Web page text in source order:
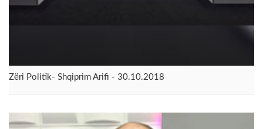
Zëri Politik- Shqiprim Arifi - 30.10.2018